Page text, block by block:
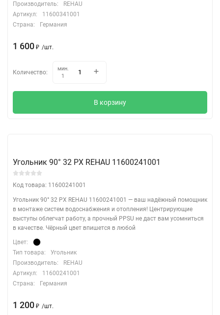
Производитель:
REHAU
Артикул:
11600341001
Страна:
Германия
1 600 ₽ /шт.
Количество:
мин.
1
В корзину
Угольник 90° 32 PX REHAU 11600241001
Код товара: 11600241001
Угольник 90° 32 PX REHAU 11600241001 — ваш надёжный помощник
в монтаже систем водоснабжения и отопления! Центрирующие
выступы облегчат работу, а прочный PPSU не даст вам усомниться
в качестве. Чёрный цвет впишется в любой
Цвет:
Тип товара:
Угольник
Производитель:
REHAU
Артикул:
11600241001
Страна:
Германия
1 200 ₽ /шт.